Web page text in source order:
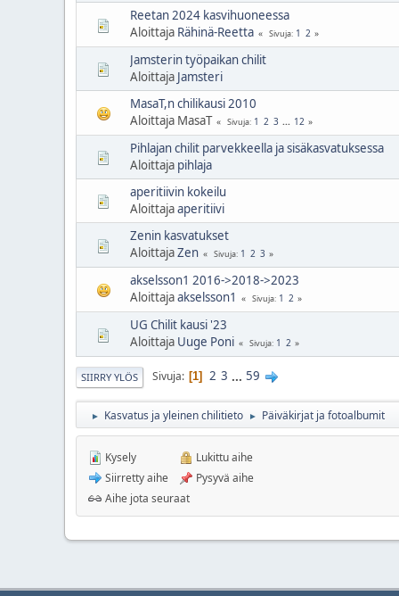
Reetan 2024 kasvihuoneessa
Aloittaja Rähinä-Reetta Sivuja 1 2
Jamsterin työpaikan chilit
Aloittaja Jamsteri
MasaT,n chilikausi 2010
Aloittaja MasaT
Sivuja 1 2 3 ... 12
Pihlajan chilit parvekkeella ja sisäkasvatuksessa
Aloittaja pihlaja
aperitiivin kokeilu
Aloittajaaperitiivi
Zenin kasvatukset
AloittajaZen Sivuja 1 2 3
akselsson1 2016->2018->2023
Aloittajaakselsson1 Sivuja 1 2
UG Chilit kausi '23
Aloittaja Uuge Poni Sivuja 1 2
SIIRRY YLÖS Sivuja 1 2 3 ... 59
► Kasvatus ja yleinen chilitieto ► Päiväkirjat ja fotoalbumit
Kysely
Siirretty aihe
Lukittu aihe
Pysyvä aihe
Aihe jota seuraat